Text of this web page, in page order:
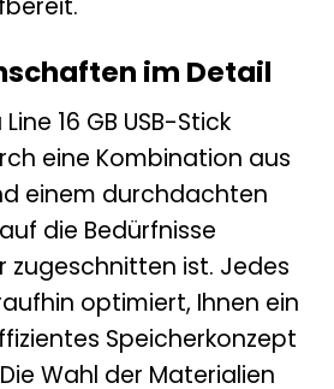
im Detail
16 GB USB-Stick
eine Kombination aus
einem durchdachten
die Bedürfnisse
zugeschnitten ist. Jedes
optimiert, Ihnen ein
Speicherkonzept
Wahl der Materialien